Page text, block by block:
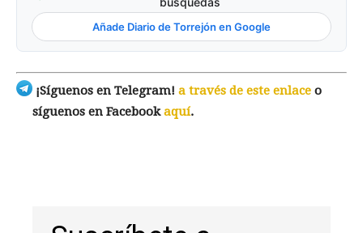
Añade Diario de Torrejón en Google
¡Síguenos en Telegram! a través de este enlace o
síguenos en Facebookaquí.